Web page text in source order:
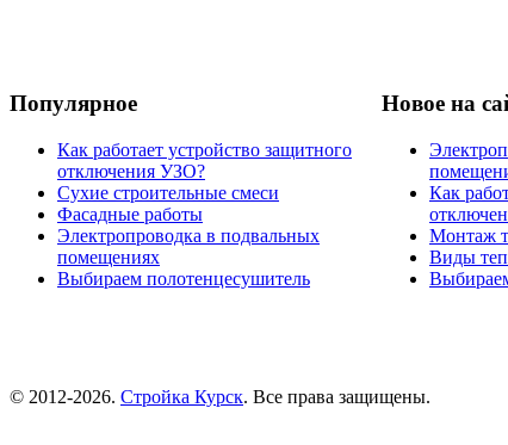
Популярное
Как работает устройство защитного
отключения УЗО?
Сухие строительные смеси
Фасадные работы
Электропроводка в подвальных
помещениях
Выбираем полотенцесушитель
Новое на
Как
Монтаж
Виды
© 2012-2026. Стройка Курск. Все права защищены.